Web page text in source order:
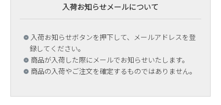
入荷お知らせメールについて
入荷お知らせボタンを押下して、メールアドレスを登
録してください。
商品が入荷した際にメールでお知らせいたします。
商品の入荷やご注文を確定するものではありません。